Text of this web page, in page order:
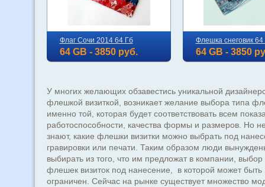
Флаг Сочи 2014 64 Гб
64 GB - 3850 руб.
Флешка снеговик 64
64 GB - 3850
У многих желающих обзавестись уникальной
флешкой визиткой, возникает желание выбора типа
именно той, которая будет соответствовать всем
работоспособности, качества формы и размеров. Но
знают, какие флешки визитки можно выбрать под
гравировки или печати. Таким образом люди
выбирать из того, что им предложат в компании,
флешек визиток под нанесение, в которой может быть
ограничен. Сейчас на рынке существует множество